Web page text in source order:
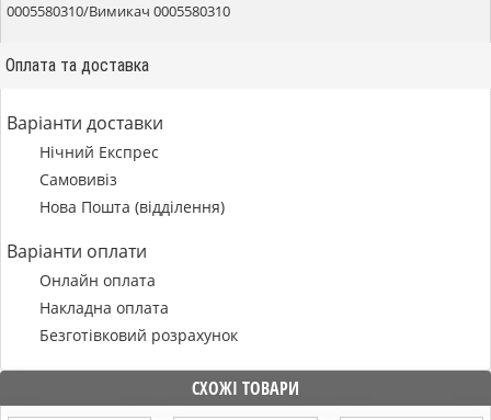
0005580310/Вимикач 0005580310
Оплата та доставка
Варіанти доставки
Нічний Експрес
Самовивіз
Нова Пошта (відділення)
Варіанти оплати
Онлайн оплата
Накладна оплата
Безготівковий розрахунок
СХОЖІ ТОВАРИ